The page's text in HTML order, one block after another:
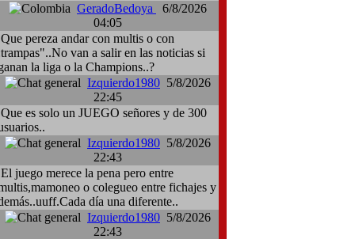
GeradoBedoya
6/8/2026
04:05
Que pereza andar con multis o con
van a salir en las noticias si
la liga o la Champions..?
Izquierdo1980 5/8/2026
22:45
Que es solo un JUEGO señores y de 300
Izquierdo1980 5/8/2026
22:43
El juego merece la pena pero entre
o colegueo entre fichajes y
día una diferente..
Izquierdo1980 5/8/2026
22:43